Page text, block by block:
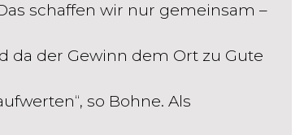
schaffen wir nur gemeinsam –
da der Gewinn dem Ort zu Gute
so Bohne. Als